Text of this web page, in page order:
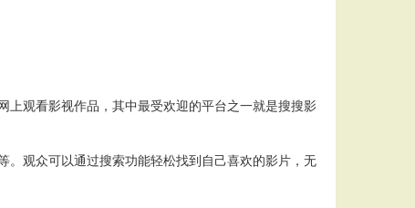
观看影视作品，其中最受欢迎的平台之一就是搜搜影
观众可以通过搜索功能轻松找到自己喜欢的影片，无